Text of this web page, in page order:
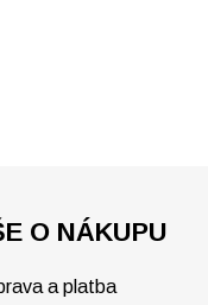
O NÁKUPU
a platba